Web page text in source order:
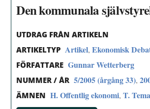
Den kommunala
UTDRAG FRÅN ARTIKELN
ARTIKELTYP Artikel,Ekonomisk
FÖRFATTARE Gunnar Wetterberg
NUMMER / ÅR 5/2005 (årgång 33),
ÄMNEN H. Offentlig ekonomi,T.